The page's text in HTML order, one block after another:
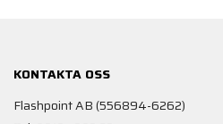
KONTAKTA OSS
Flashpoint AB (556894-6262)